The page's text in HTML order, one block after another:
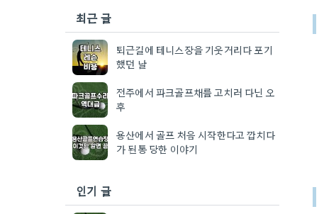
최근 글
퇴근길에 테니스장을 기웃거리다 포기
했던 날
전주에서 파크골프채를 고치러 다닌 오
후
용산에서 골프 처음 시작한다고 깝치다
가 된통 당한 이야기
인기 글